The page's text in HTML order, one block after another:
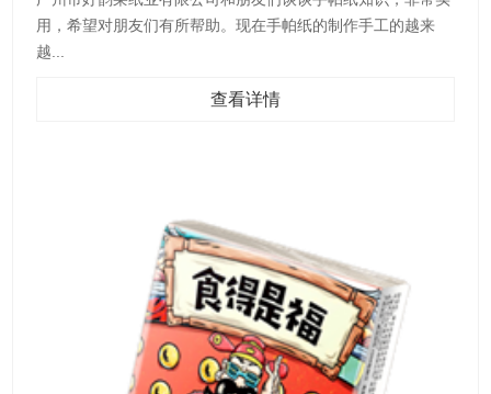
用，希望对朋友们有所帮助。现在手帕纸的制作手工的越来
越...
查看详情